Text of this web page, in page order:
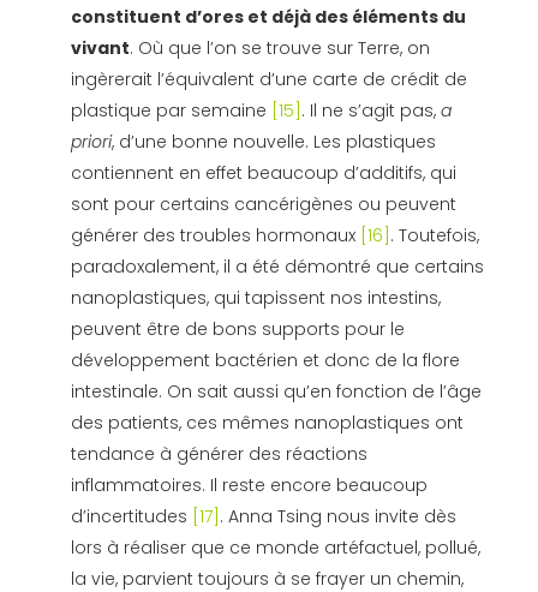
constituent d’ores et déjà des éléments du
vivant. Où que l’on se trouve sur Terre, on
ingèrerait l’équivalent d’une carte de crédit de
plastique par semaine [15] . Il ne s’agit pas, a
priori, d’une bonne nouvelle. Les plastiques
contiennent en effet beaucoup d’additifs, qui
sont pour certains cancérigènes ou peuvent
générer des troubles hormonaux [16] . Toutefois,
paradoxalement, il a été démontré que certains
nanoplastiques, qui tapissent nos intestins,
peuvent être de bons supports pour le
développement bactérien et donc de la flore
intestinale. On sait aussi qu’en fonction de l’âge
des patients, ces mêmes nanoplastiques ont
tendance à générer des réactions
inflammatoires. Il reste encore beaucoup
d’incertitudes [17] . Anna Tsing nous invite dès
lors à réaliser que ce monde artéfactuel, pollué,
la vie, parvient toujours à se frayer un chemin,